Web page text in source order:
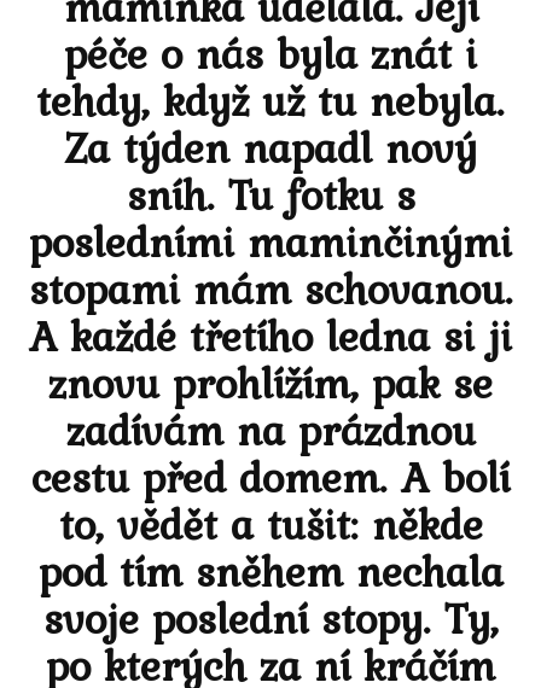
péče o nás byla znát i
tehdy, když už tu nebyla.
Za týden napadl nový
sníh. Tu fotku s
posledními maminčinými
stopami mám schovanou.
A každé třetího ledna si ji
znovu prohlížím, pak se
zadívám na prázdnou
cestu před domem. A bolí
to, vědět a tušit: někde
pod tím sněhem nechala
svoje poslední stopy. Ty,
po kterých za ní kráčím